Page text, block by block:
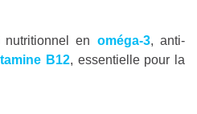
nutritionnel en oméga-3, anti-
B12, essentielle pour la